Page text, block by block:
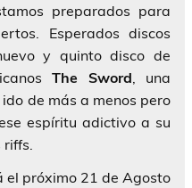
preparados para
Esperados discos
y quinto disco de
The Sword , una
de más a menos pero
espíritu adictivo a su
el próximo 21 de Agosto